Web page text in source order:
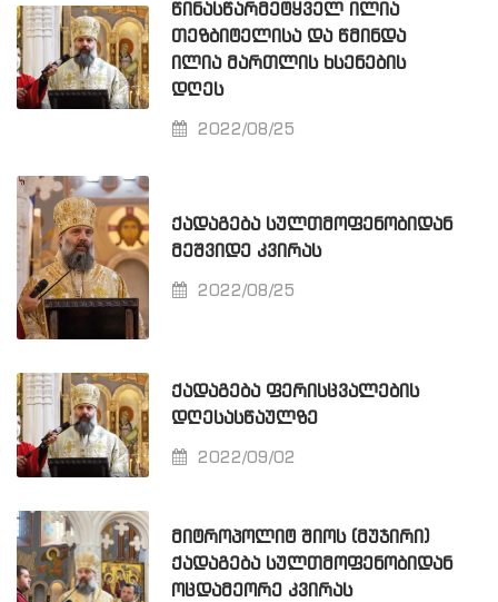
ᲬᲘᲜᲐᲡᲬᲐᲠᲛᲔᲢᲧᲕᲔᲚ ᲘᲚᲘᲐ
ᲗᲔᲖᲑᲘᲢᲔᲚᲘᲡᲐ ᲓᲐ ᲬᲛᲘᲜᲓᲐ
ᲘᲚᲘᲐ ᲛᲐᲠᲗᲚᲘᲡ ᲮᲡᲔᲜᲔᲑᲘᲡ
ᲓᲦᲔᲡ
2022/08/25
ᲥᲐᲓᲐᲒᲔᲑᲐ ᲡᲣᲚᲗᲛᲝᲤᲔᲜᲝᲑᲘᲓᲐᲜ
ᲛᲔᲨᲕᲘᲓᲔ ᲙᲕᲘᲠᲐᲡ
2022/08/25
ᲥᲐᲓᲐᲒᲔᲑᲐ ᲤᲔᲠᲘᲡᲪᲕᲐᲚᲔᲑᲘᲡ
ᲓᲦᲔᲡᲐᲡᲬᲐᲣᲚᲖᲔ
2022/09/02
ᲛᲘᲢᲠᲝᲞᲝᲚᲘᲢ ᲨᲘᲝᲡ (ᲛᲣᲯᲘᲠᲘ)
ᲥᲐᲓᲐᲒᲔᲑᲐ ᲡᲣᲚᲗᲛᲝᲤᲔᲜᲝᲑᲘᲓᲐᲜ
ᲝᲪᲓᲐᲛᲔᲝᲠᲔ ᲙᲕᲘᲠᲐᲡ